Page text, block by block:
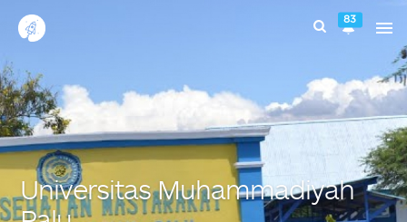
83
Universitas Muhammadiyah